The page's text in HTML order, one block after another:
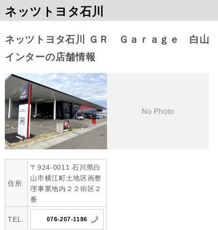
ネッツトヨタ石川
ネッツトヨタ石川 ＧＲ Ｇａｒａｇｅ 白山
インターの店舗情報
住所
〒924-0011 石川県白
山市横江町土地区画整
理事業地内２２街区２
番
TEL 076-207-1186